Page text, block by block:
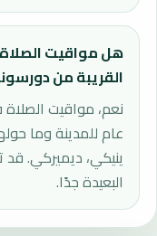
هل مواقيت الصلاة
القريبة من
نعم، مواقيت
عام للمدينة وما
ينيكي، ديميركي. قد
البعيدة جدًا.